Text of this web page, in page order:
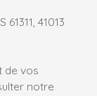
41013
de vos
notre